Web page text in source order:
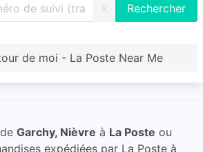
X
de moi - La Poste Near Me
Garchy, Nièvre à La Poste ou
expédiées par La Poste à